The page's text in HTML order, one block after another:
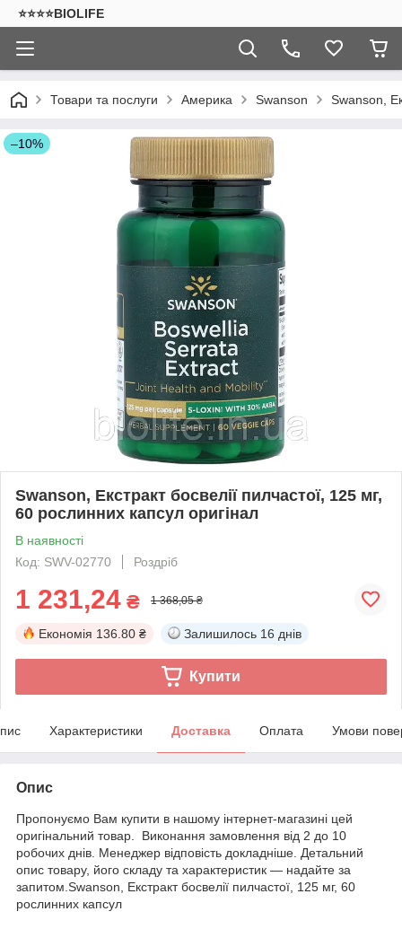
⭐⭐⭐⭐BIOLIFE
Товари та послуги Америка Swanson Swanson,
–10%
Swanson, Екстракт босвелії пилчастої, 125 мг,
60 рослинних капсул оригінал
В наявності
Код: SWV-02770
Роздріб
1 231,24 ₴ 1 368,05 ₴
Економія 136.80 ₴ Залишилось 16 днів
Купити
Характеристики Доставка Оплата Умови
Опис
Пропонуємо Вам купити в нашому інтернет-магазині цей
оригінальний товар. Виконання замовлення від 2 до 10
робочих днів. Менеджер відповість докладніше. Детальний
опис товару, його складу та характеристик — надайте за
запитом.Swanson, Екстракт босвелії пилчастої, 125 мг, 60
рослинних капсул